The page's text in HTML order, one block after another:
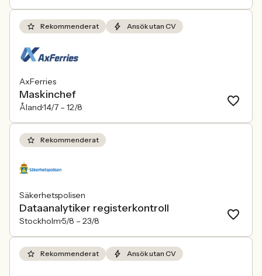
Rekommenderat Ansök utan CV
AxFerries
Maskinchef
Åland14/7 – 12/8
Rekommenderat
Säkerhetspolisen
Dataanalytiker registerkontroll
Stockholm5/8 – 23/8
Rekommenderat Ansök utan CV